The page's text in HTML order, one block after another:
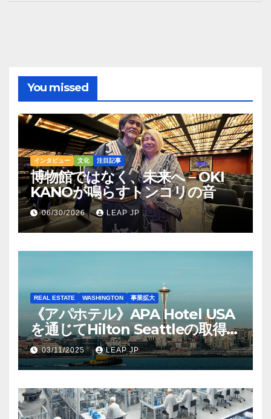
You missed
インタビュー 文化 注目記事
博物館ではなく、未来へ – OKI
KANOが鳴らすトンコリの音
06/30/2026 LEAP JP
REAL ESTATE WASHINGTON 事業拡大
《アパホテル》APA Hotel USA
を通じてHilton Seattleの取得を
完了
03/11/2025 LEAP JP